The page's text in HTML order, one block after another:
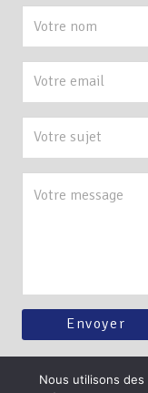
Nous utilisons